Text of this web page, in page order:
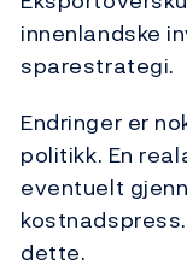
innenlandske
sparestrategi.
Endringer er
politikk. En
eventuelt
dette.